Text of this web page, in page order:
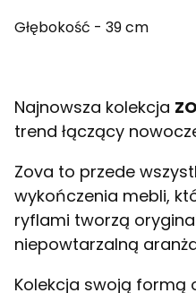
Głębokość - 39 cm
Najnowsza kolekcja
trend łączący
Zova to przede
wykończenia mebli,
ryflami tworzą
niepowtarzalną
Kolekcja swoją formą